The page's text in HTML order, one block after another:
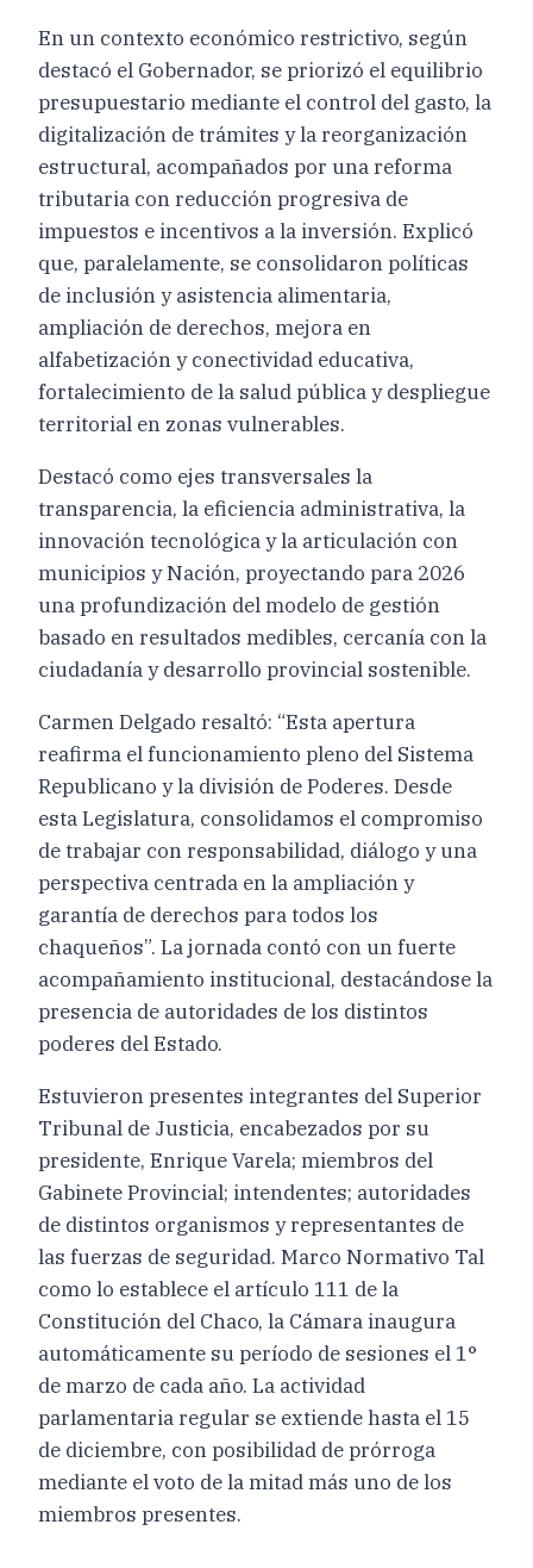
En un contexto económico restrictivo, según
destacó el Gobernador, se priorizó el equilibrio
presupuestario mediante el control del gasto, la
digitalización de trámites y la reorganización
estructural, acompañados por una reforma
tributaria con reducción progresiva de
impuestos e incentivos a la inversión. Explicó
que, paralelamente, se consolidaron políticas
de inclusión y asistencia alimentaria,
ampliación de derechos, mejora en
alfabetización y conectividad educativa,
fortalecimiento de la salud pública y despliegue
territorial en zonas vulnerables.
Destacó como ejes transversales la
transparencia, la eficiencia administrativa, la
innovación tecnológica y la articulación con
municipios y Nación, proyectando para 2026
una profundización del modelo de gestión
basado en resultados medibles, cercanía con la
ciudadanía y desarrollo provincial sostenible.
Carmen Delgado resaltó: “Esta apertura
reafirma el funcionamiento pleno del Sistema
Republicano y la división de Poderes. Desde
esta Legislatura, consolidamos el compromiso
de trabajar con responsabilidad, diálogo y una
perspectiva centrada en la ampliación y
garantía de derechos para todos los
chaqueños”. La jornada contó con un fuerte
acompañamiento institucional, destacándose la
presencia de autoridades de los distintos
poderes del Estado.
Estuvieron presentes integrantes del Superior
Tribunal de Justicia, encabezados por su
presidente, Enrique Varela; miembros del
Gabinete Provincial; intendentes; autoridades
de distintos organismos y representantes de
las fuerzas de seguridad. Marco Normativo Tal
como lo establece el artículo 111 de la
Constitución del Chaco, la Cámara inaugura
automáticamente su período de sesiones el 1°
de marzo de cada año. La actividad
parlamentaria regular se extiende hasta el 15
de diciembre, con posibilidad de prórroga
mediante el voto de la mitad más uno de los
miembros presentes.